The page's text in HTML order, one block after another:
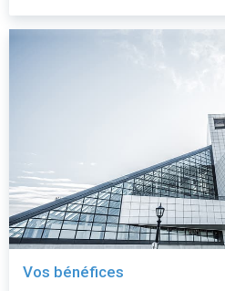
Vos bénéfices